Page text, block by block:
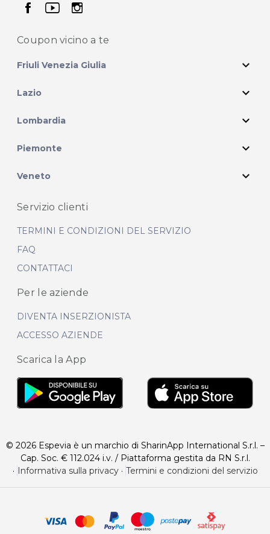
seguici su facebook
seguici su youtube
seguici su instagram
Coupon vicino a te
Friuli Venezia Giulia expand_more
Lazio expand_more
Lombardia expand_more
Piemonte expand_more
Veneto expand_more
Servizio clienti
TERMINI E CONDIZIONI DEL SERVIZIO
FAQ
CONTATTACI
Per le aziende
DIVENTA INSERZIONISTA
ACCESSO AZIENDE
Scarica la App
© 2026 Espevia è un marchio di SharinApp International S.r.l. –
Cap. Soc. € 112.024 i.v. / Piattaforma gestita da RN S.r.l.
· Informativa sulla privacy· Termini e condizioni del servizio